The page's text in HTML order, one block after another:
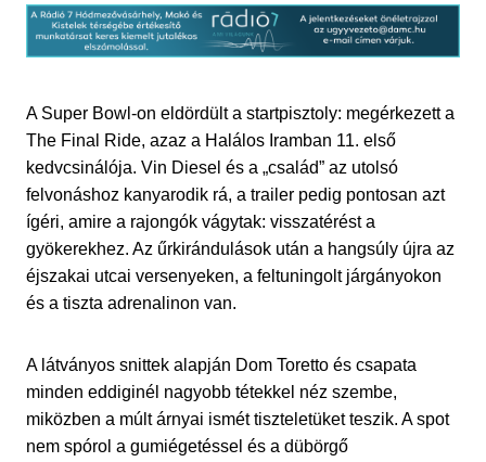
A Super Bowl-on eldördült a startpisztoly: megérkezett a
The Final Ride, azaz a Halálos Iramban 11. első
kedvcsinálója. Vin Diesel és a „család” az utolsó
felvonáshoz kanyarodik rá, a trailer pedig pontosan azt
ígéri, amire a rajongók vágytak: visszatérést a
gyökerekhez. Az űrkirándulások után a hangsúly újra az
éjszakai utcai versenyeken, a feltuningolt járgányokon
és a tiszta adrenalinon van.
A látványos snittek alapján Dom Toretto és csapata
minden eddiginél nagyobb tétekkel néz szembe,
miközben a múlt árnyai ismét tiszteletüket teszik. A spot
nem spórol a gumiégetéssel és a dübörgő